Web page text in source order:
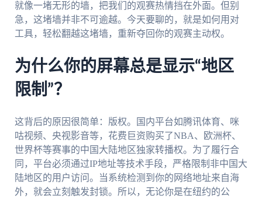
就像一堵无形的墙，把我们的观赛热情挡在外面。但别
急，这堵墙并非不可逾越。今天要聊的，就是如何用对
工具，轻松翻越这堵墙，重新夺回你的观赛主动权。
为什么你的屏幕总是显示“地区
限制”？
这背后的原因很简单：版权。国内平台如腾讯体育、咪
咕视频、央视影音等，花费巨资购买了NBA、欧洲杯、
世界杯等赛事的中国大陆地区独家转播权。为了履行合
同，平台必须通过IP地址等技术手段，严格限制非中国大
陆地区的用户访问。当系统检测到你的网络地址来自海
外，就会立刻触发封锁。所以，无论你是在纽约的公